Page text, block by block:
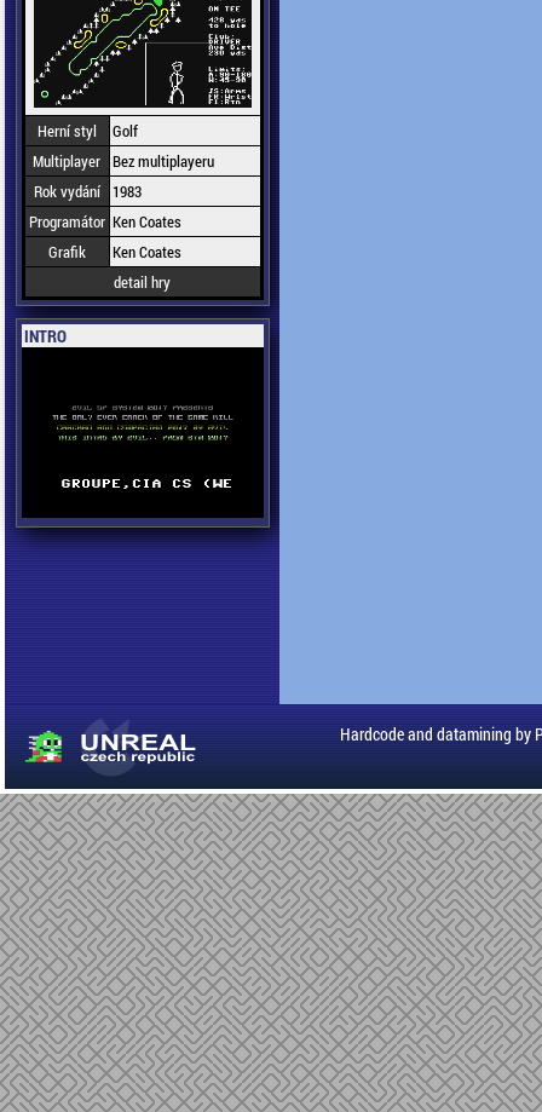
Herní styl
Golf
Multiplayer Bez multiplayeru
Rok vydání
1983
Programátor Ken Coates
Grafik
Ken Coates
detail hry
INTRO
Hardcode and datamining by